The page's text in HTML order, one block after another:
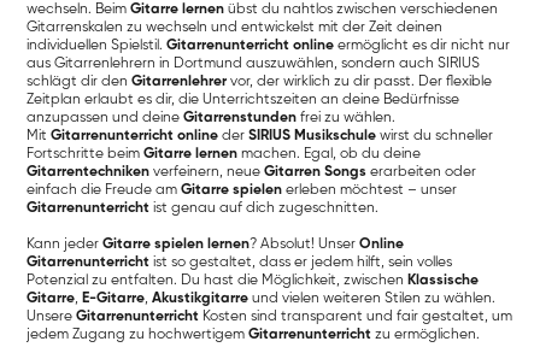
wechseln. BeimGitarre lernen übst du nahtlos zwischen verschiedenen
Gitarrenskalen zu wechseln und entwickelst mit der Zeit deinen
individuellen Spielstil.Gitarrenunterricht online ermöglicht es dir nicht nur
aus Gitarrenlehrern in Dortmund auszuwählen, sondern auch SIRIUS
schlägt dir denGitarrenlehrer vor, der wirklich zu dir passt. Der flexible
Zeitplan erlaubt es dir, die Unterrichtszeiten an deine Bedürfnisse
anzupassen und deineGitarrenstunden frei zu wählen.
MitGitarrenunterricht online derSIRIUS Musikschule wirst du schneller
Fortschritte beimGitarre lernen machen. Egal, ob du deine
Gitarrentechniken verfeinern, neueGitarren Songs erarbeiten oder
einfach die Freude amGitarre spielen erleben möchtest – unser
Gitarrenunterricht ist genau auf dich zugeschnitten.
Kann jederGitarre spielen lernen? Absolut! UnserOnline
Gitarrenunterricht ist so gestaltet, dass er jedem hilft, sein volles
Potenzial zu entfalten. Du hast die Möglichkeit, zwischen Klassische
Gitarre, E-Gitarre,Akustikgitarre und vielen weiteren Stilen zu wählen.
UnsereGitarrenunterricht Kosten sind transparent und fair gestaltet, um
jedem Zugang zu hochwertigemGitarrenunterricht zu ermöglichen.